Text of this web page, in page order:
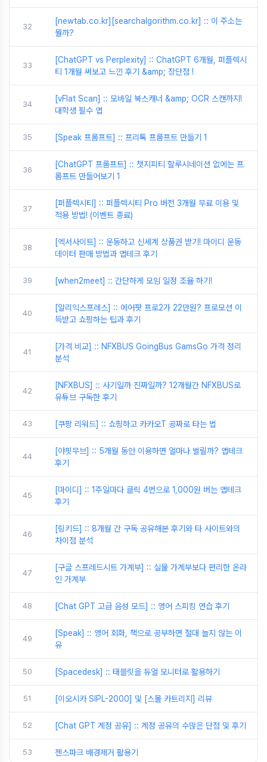
32
[newtab.co.kr][searchalgorithm.co.kr] :: 이 주소는
뭘까?
33
[ChatGPT vs Perplexity] :: ChatGPT 6개월, 퍼플렉시
티 1개월 써보고 느낀 후기 &amp; 장단점 !
34
[vFlat Scan] :: 모바일 북스캐너 &amp; OCR 스캔까지!
대학생 필수 앱
35 [Speak 프롬프트] :: 프리톡 프롬프트 만들기 1
36
[ChatGPT 프롬프트] :: 챗지피티 할루시네이션 없에는 프
롬프트 만들어보기 1
37
[퍼플렉시티] :: 퍼플렉시티 Pro 버전 3개월 무료 이용 및
적용 방법! (이벤트 종료)
38
[엑서사이트] :: 운동하고 신세계 상품권 받기! 마이디 운동
데이터 판매 방법과 앱테크 후기
39 [when2meet] :: 간단하게 모임 일정 조율 하기!
40
[알리익스프레스] :: 에어팟 프로2가 22만원? 프로모션 이
득받고 쇼핑하는 팁과 후기
41
[가격 비교] :: NFXBUS GoingBus GamsGo 가격 정리
분석
42
[NFXBUS] :: 사기일까 진짜일까? 12개월간 NFXBUS로
유튜브 구독한 후기
43 [쿠팡 리워드] :: 쇼핑하고 카카오T 공짜로 타는 법
44
[야핏무브] :: 5개월 동안 이용하면 얼마나 벌릴까? 앱테크
후기
45
[마이디] :: 1주일마다 클릭 4번으로 1,000원 버는 앱테크
후기
46
[링키드] :: 8개월 간 구독 공유해본 후기와 타 사이트와의
차이점 분석
47
[구글 스프레드시트 가계부] :: 실물 가계부보다 편리한 온라
인 가계부
48 [Chat GPT 고급 음성 모드] :: 영어 스피킹 연습 후기
49
[Speak] :: 영어 회화, 책으로 공부하면 절대 늘지 않는 이
유
50 [Spacedesk] :: 태블릿을 듀얼 모니터로 활용하기
51 [이오시카 SIPL-2000] 및 [스몰 카트리지] 리뷰
52 [Chat GPT 계정 공유] :: 계정 공유의 수많은 단점 및 후기
53 젠스파크 배경제거 활용기